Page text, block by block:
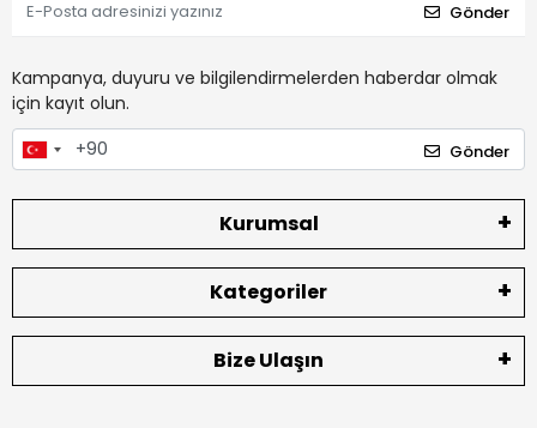
Gönder
Kampanya, duyuru ve bilgilendirmelerden haberdar olmak
için kayıt olun.
Gönder
Kurumsal
Kategoriler
Bize Ulaşın